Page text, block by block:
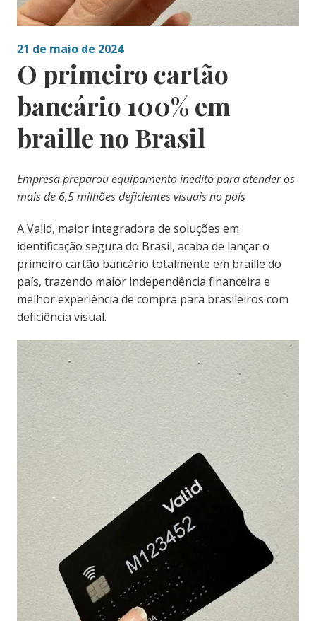
21 de maio de 2024
O primeiro cartão
bancário 100% em
braille no Brasil
Empresa preparou equipamento inédito para atender os
mais de 6,5 milhões deficientes visuais no país
A Valid, maior integradora de soluções em
identificação segura do Brasil, acaba de lançar o
primeiro cartão bancário totalmente em braille do
país, trazendo maior independência financeira e
melhor experiência de compra para brasileiros com
deficiência visual.